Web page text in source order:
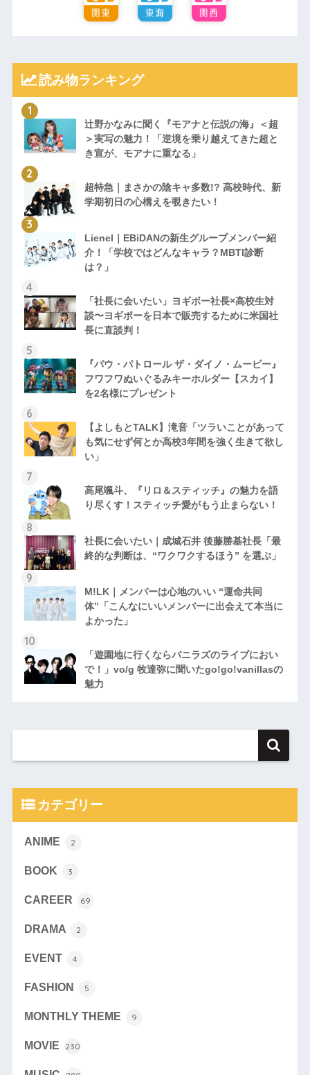
読み物ランキング
辻野かなみに聞く『モアナと伝説の海』＜超
＞実写の魅力！「逆境を乗り越えてきた超と
き宣が、モアナに重なる」
超特急｜まさかの陰キャ多数!? 高校時代、新
学期初日の心構えを覗きたい！
Lienel｜EBiDANの新生グループメンバー紹
介！「学校ではどんなキャラ？MBTI診断
は？」
「社長に会いたい」ヨギボー社長×高校生対
談〜ヨギボーを日本で販売するために米国社
長に直談判！
『パウ・パトロール ザ・ダイノ・ムービー』
フワフワぬいぐるみキーホルダー【スカイ】
を2名様にプレゼント
【よしもとTALK】滝音「ツラいことがあって
も気にせず何とか高校3年間を強く生きて欲し
い」
高尾颯斗、『リロ＆スティッチ』の魅力を語
り尽くす！スティッチ愛がもう止まらない！
社長に会いたい｜成城石井 後藤勝基社長「最
終的な判断は、“ワクワクするほう” を選ぶ」
M!LK｜メンバーは心地のいい “運命共同
体”「こんなにいいメンバーに出会えて本当に
よかった」
「遊園地に行くならバニラズのライブにおい
で！」vo/g 牧達弥に聞いたgo!go!vanillasの
魅力
カテゴリー
ANIME 2
BOOK 3
CAREER 69
DRAMA 2
EVENT 4
FASHION 5
MONTHLY THEME 9
MOVIE 230